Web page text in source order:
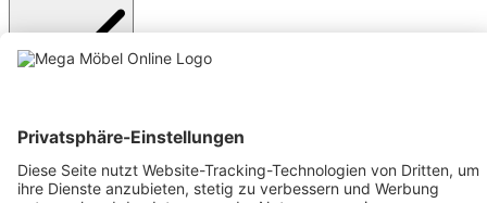
Text vergrößern Hochkontrastmodus
Monochrom
Niedrige Sättigung
Hohe Sättigung
Links unterstreichen
Gut lesbare Schrift